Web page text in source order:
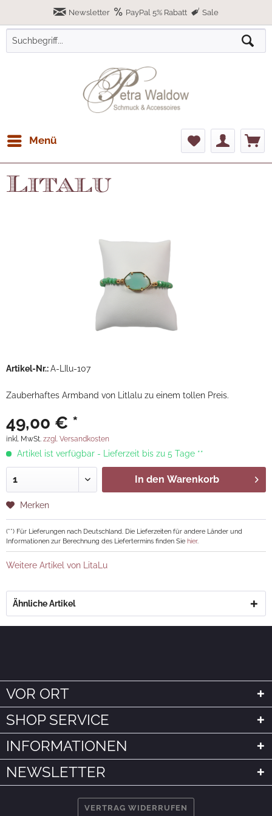
Newsletter PayPal 5% Rabatt Sale
Menü
Litalu
Artikel-Nr.:A-LIlu-107
Zauberhaftes Armband von Litlalu zu einem tollen Preis.
49,00 € *
inkl. MwSt. zzgl. Versandkosten
Artikel ist verfügbar - Lieferzeit bis zu 5 Tage **
In den Warenkorb
Merken
(**) Für Lieferungen nach Deutschland. Die Lieferzeiten für andere Länder und
Informationen zur Berechnung des Liefertermins finden Sie hier.
Weitere Artikel von LitaLu
Ähnliche Artikel
VOR ORT
SHOP SERVICE
INFORMATIONEN
NEWSLETTER
VERTRAG WIDERRUFEN